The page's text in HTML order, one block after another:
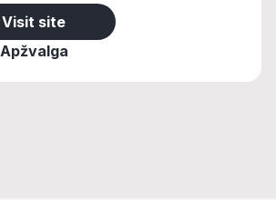
Visit site
Apžvalga